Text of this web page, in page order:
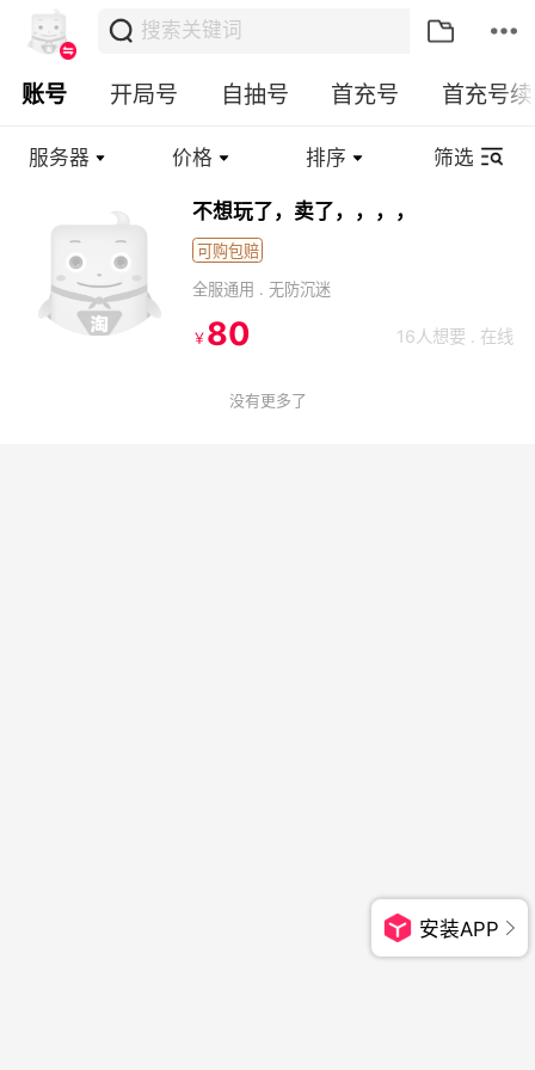
账号 开局号 自抽号 首充号 首充号
服务器 价格 排序 筛选
不想玩了，卖了，，，，
可购包赔
全服通用 . 无防沉迷
￥ 80 16人想要 . 在线
没有更多了
安装APP